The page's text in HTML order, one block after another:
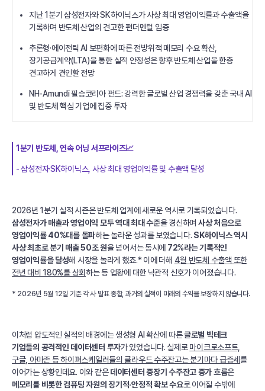
지난 1분기 삼성전자와 SK하이닉스가 사상 최대 영업이익률과 수출액을
기록하며 반도체 산업의 견고한 펀더멘털 입증
추론형·에이전틱 AI 보편화에 따른 전방위적 메모리 수요 확산,
장기공급계약(LTA)을 통한 실적 안정성은 향후 반도체 산업을 한층
견고하게 견인할 전망
NH-Amundi 필승코리아 펀드: 강력한 글로벌 산업 경쟁력을 갖춘 국내 AI
및 반도체 핵심 기업에 집중 투자
1분기 반도체, 연속 어닝 서프라이즈📈
- 삼성전자·SK하이닉스, 사상 최대 영업이익률 및 수출액 달성
2026년 1분기 실적 시즌은 반도체 업계에 새로운 역사로 기록되었습니다.
삼성전자가 매출과 영업이익 모두 역대 최대 수준을 경신하며 사상 처음으로
영업이익률 40%대를 돌파하는 놀라운 성과를 보였습니다. SK하이닉스 역시
사상 최초로 분기 매출 50조 원을 넘어서는 동시에 72%라는 기록적인
영업이익률을 달성해 시장을 놀라게 했죠.* 이에 더해 4월 반도체 수출액 또한
전년 대비 180%를 상회하는 등 업황에 대한 낙관적 신호가 이어졌습니다.
* 2026년 5월 12일 기준 각 사 발표 종합, 과거의 실적이 미래의 수익을 보장하지 않습니다.
이처럼 압도적인 실적의 배경에는 생성형 AI 확산에 따른글로벌 빅테크
기업들의 공격적인 데이터센터 투자가 있었습니다. 실제로 마이크로소프트,
구글, 아마존 등 하이퍼스케일러들의 클라우드 수주잔고는 분기마다 급증세를
이어가는 상황인데요. 이와 같은데이터센터 중장기 수주잔고 증가 흐름은
메모리를 비롯한 컴퓨팅 자원의 장기적·안정적 확보 수요로 이어질 수밖에